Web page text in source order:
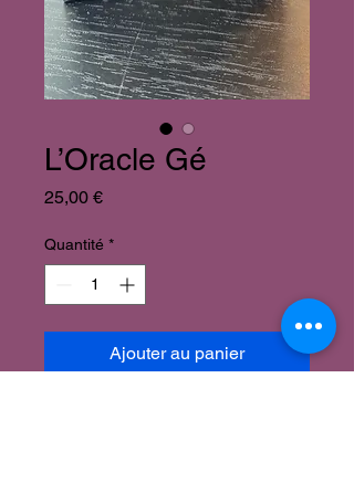
L’Oracle Gé
25,00 €Prix
Quantité *
Ajouter au panier